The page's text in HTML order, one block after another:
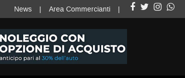
News Area Commercianti